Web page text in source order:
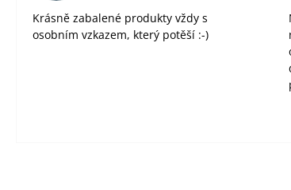
Krásně zabalené produkty vždy s
osobním vzkazem, který potěší :-)